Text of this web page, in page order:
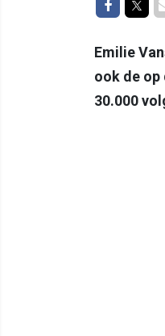
Delen
Emilie
ook de op
30.000